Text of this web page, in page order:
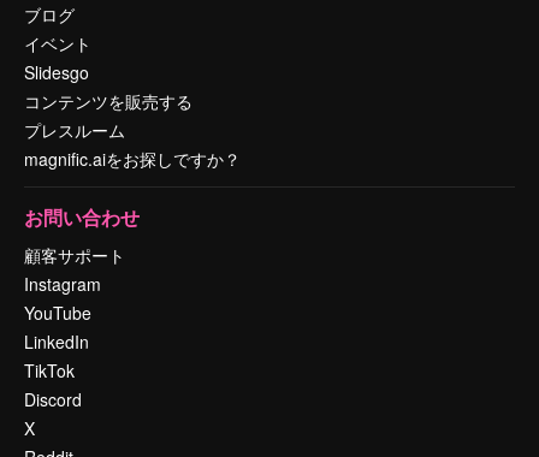
ブログ
イベント
Slidesgo
コンテンツを販売する
プレスルーム
magnific.aiをお探しですか？
お問い合わせ
顧客サポート
Instagram
YouTube
LinkedIn
TikTok
Discord
X